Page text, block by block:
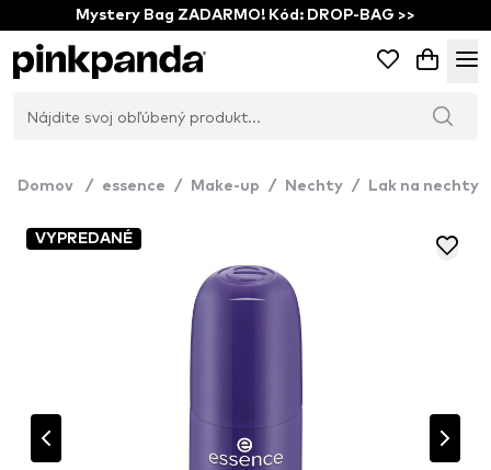
Mystery Bag ZADARMO! Kód: DROP-BAG >>
Domov / essence / Make-up / Nechty / Lak na nechty
VYPREDANÉ